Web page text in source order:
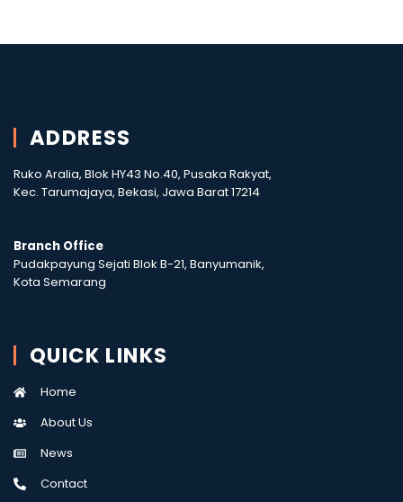
ADDRESS
Ruko Aralia, Blok HY43 No.40, Pusaka Rakyat,
Kec. Tarumajaya, Bekasi, Jawa Barat 17214
Branch Office
Pudakpayung Sejati Blok B-21, Banyumanik,
Kota Semarang
QUICK LINKS
Home
About Us
News
Contact